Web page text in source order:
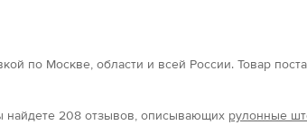
по Москве, области и всей России. Товар
найдете 208 отзывов, описывающих рулонные